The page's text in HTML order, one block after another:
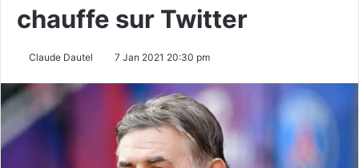
chauffe sur Twitter
Claude Dautel 7 Jan 2021 20:30 pm